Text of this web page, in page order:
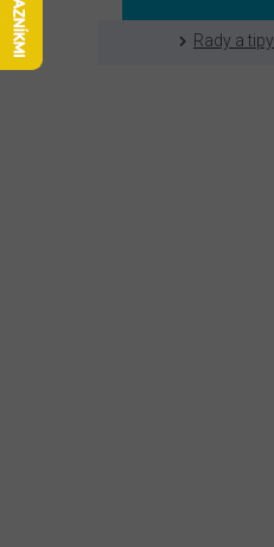
Domov
Rady a tipy